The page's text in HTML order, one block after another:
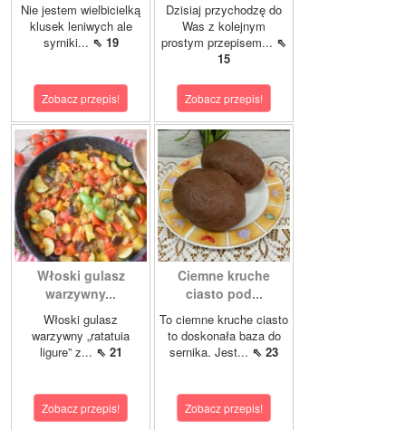
Nie jestem wielbicielką
klusek leniwych ale
syrniki... ⇖ 19
Zobacz przepis!
Dzisiaj przychodzę do
Was z kolejnym
prostym przepisem... ⇖
15
Zobacz przepis!
Włoski gulasz
warzywny...
Włoski gulasz
warzywny „ratatuia
ligure” z... ⇖ 21
Zobacz przepis!
Ciemne kruche
ciasto pod...
To ciemne kruche ciasto
to doskonała baza do
sernika. Jest... ⇖ 23
Zobacz przepis!